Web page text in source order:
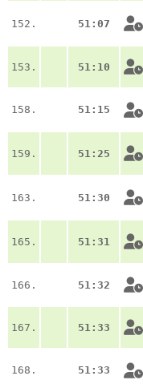
152. 51:07
153. 51:10
158. 51:15
159. 51:25
163. 51:30
165. 51:31
166. 51:32
167. 51:33
168. 51:33